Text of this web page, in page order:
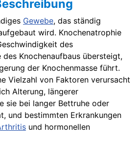
Gewebe, das ständig
wird. Knochenatrophie
des
des Knochenaufbaus übersteigt,
der Knochenmasse führt.
Vielzahl von Faktoren verursacht
Alterung, längerer
sie bei langer Bettruhe oder
und bestimmten Erkrankungen
und hormonellen